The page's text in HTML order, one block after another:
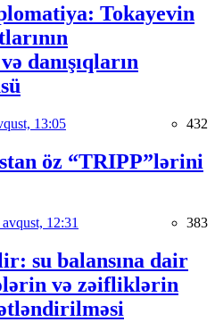
Tokayevin
danışıqların
13:05 432
öz “TRIPP”lərini
12:31 383
su balansına dair
və zəifliklərin